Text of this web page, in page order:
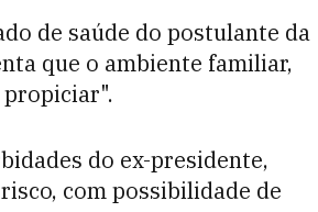
de saúde do postulante da
que o ambiente familiar,
propiciar".
do ex-presidente,
com possibilidade de